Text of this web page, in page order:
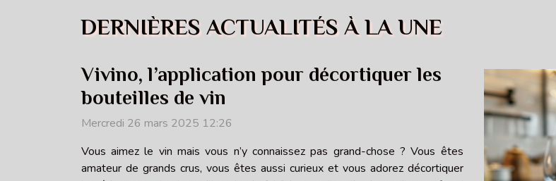
DERNIÈRES ACTUALITÉS À LA UNE
Vivino, l’application pour décortiquer les
bouteilles de vin
Mercredi 26 mars 2025 12:26
Vous aimez le vin mais vous n’y connaissez pas grand-chose ? Vous êtes
amateur de grands crus, vous êtes aussi curieux et vous adorez décortiquer